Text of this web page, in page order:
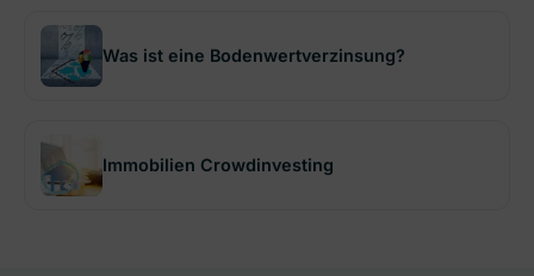
Was ist eine Bodenwertverzinsung?
Immobilien Crowdinvesting